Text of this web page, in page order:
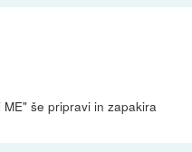
še pripravi in zapakira